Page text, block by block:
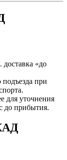
доставка «до
подъезда при
для уточнения
до прибытия.